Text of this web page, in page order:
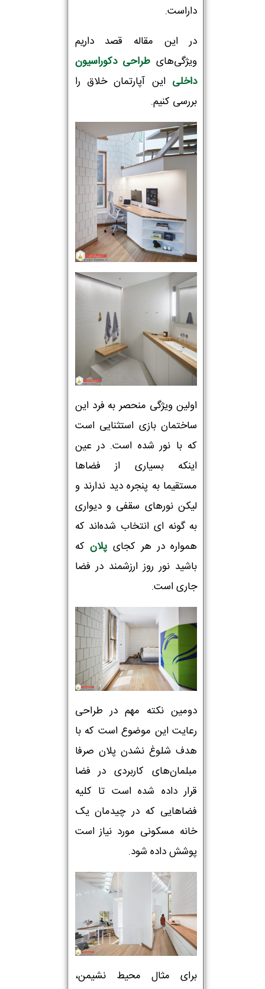
داراست.
در این مقاله قصد داریم
ویژگی‌های طراحی دکوراسیون
داخلی این آپارتمان خلاق را
بررسی کنیم.
اولین ویژگی منحصر به فرد این
ساختمان بازی استثنایی است
که با نور شده است. در عین
اینکه بسیاری از فضاها
مستقیما به پنجره دید ندارند و
لیکن نورهای سقفی و دیواری
به گونه ای انتخاب شده‌اند که
همواره در هر کجای پلانکه
باشید نور روز ارزشمند در فضا
جاری است.
دومین نکته مهم در طراحی
رعایت این موضوع است که با
هدف شلوغ نشدن پلان صرفا
مبلمان‌های کاربردی در فضا
قرار داده شده است تا کلیه
فضاهایی که در چیدمان یک
خانه مسکونی مورد نیاز است
پوشش داده شود.
برای مثال محیط نشیمن،